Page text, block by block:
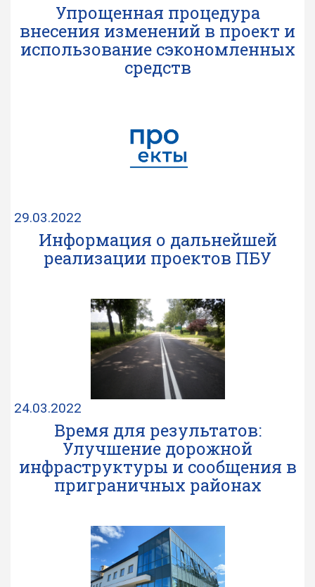
Упрощенная процедура
внесения изменений в проект и
использование сэкономленных
средств
29.03.2022
Информация о дальнейшей
реализации проектов ПБУ
24.03.2022
Время для результатов:
Улучшение дорожной
инфраструктуры и сообщения в
приграничных районах